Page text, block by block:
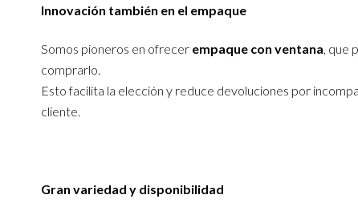
Innovación también en el empaque
Somos pioneros en ofrecer empaque con ventana, que
comprarlo.
Esto facilita la elección y reduce devoluciones por
cliente.
Gran variedad y disponibilidad